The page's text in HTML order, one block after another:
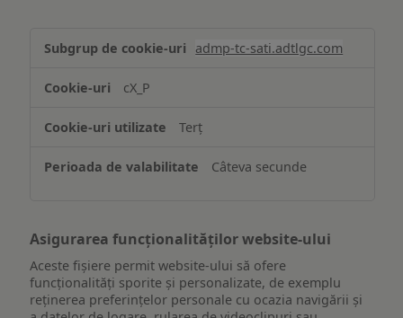
și/sau
informațiilor
pe
dispozitiv
admp-tc-sati.adtlgc.com
cX_P
Terț
Câteva secunde
Asigurarea funcționalităților website-ului
Aceste fișiere permit website-ului să ofere
funcționalități sporite și personalizate, de exemplu
reţinerea preferinţelor personale cu ocazia navigării și